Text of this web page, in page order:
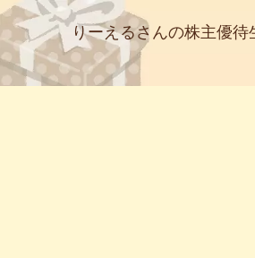
りーえるさんの株主優待